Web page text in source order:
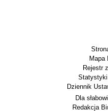
Mapa
Rejestr
Dziennik
Menu
Dla
Redakcja